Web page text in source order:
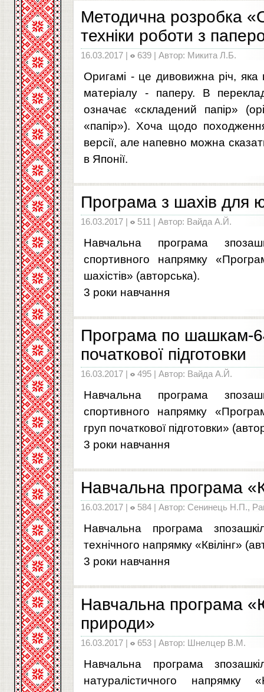
Методична розробка
техніки роботи з
16.03.2017 | 639 | Автор: Микита Л.Б.
Оригамі - це дивовижна річ, яка
матеріалу - паперу. В
означає «складений папір»
«папір»). Хоча щодо походження
версії, але напевно можна
в Японії.
Програма з шахів для
16.03.2017 | 511 | Автор: Вайда А.Й.
Навчальна програма
спортивного напрямку
шахістів» (авторська).
3 роки навчання
Програма по шашкам-
початкової підготовки
16.03.2017 | 495 | Автор: Вайда А.Й.
Навчальна програма
спортивного напрямку
груп початкової підготовки»
3 роки навчання
Навчальна програма
16.03.2017 | 584 | Автор: Сенинець Н.П.,
Навчальна програма
технічного напрямку «Квілінг»
3 роки навчання
Навчальна програма
природи»
16.03.2017 | 653 | Автор: Шнелцер В.М.
Навчальна програма
натуралістичного напрямку